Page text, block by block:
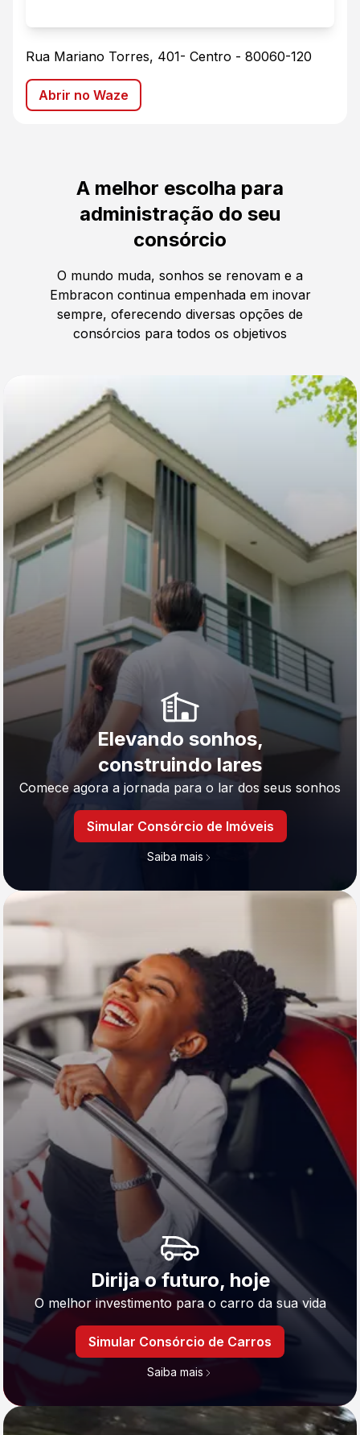
Rua Mariano Torres, 401- Centro - 80060-120
Abrir no Waze
A melhor escolha para
administração do seu
consórcio
O mundo muda, sonhos se renovam e a
Embracon continua empenhada em inovar
sempre, oferecendo diversas opções de
consórcios para todos os objetivos
Elevando sonhos,
construindo lares
Comece agora a jornada para o lar dos seus sonhos
Simular Consórcio de Imóveis
Saiba mais
Dirija o futuro, hoje
O melhor investimento para o carro da sua vida
Simular Consórcio de Carros
Saiba mais